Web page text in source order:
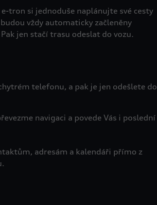
tron si jednoduše naplánujte své cesty
vždy automaticky začleněny
jen stačí trasu odeslat do vozu.
telefonu, a pak je jen odešlete do
navigaci a povede Vás i poslední
adresám a kalendáři přímo z